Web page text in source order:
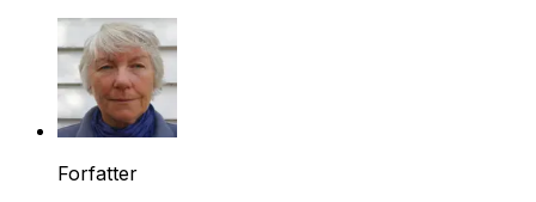
Forfatter